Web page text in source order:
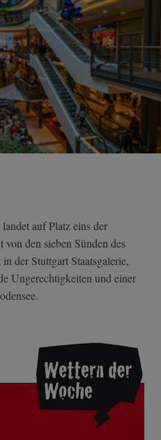
auf Platz eins der
den sieben Sünden des
der Stuttgart Staatsgalerie,
Ungerechtigkeiten und einer